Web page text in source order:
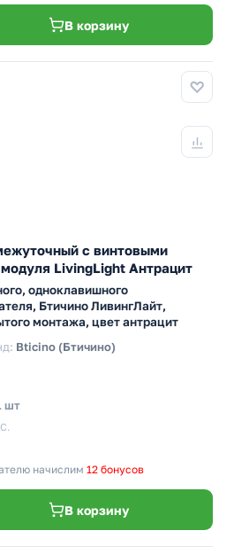
В корзину
с винтовыми
LivingLight Антрацит
одноклавишного
Бтичино ЛивингЛайт,
монтажа, цвет антрацит
Bticino (Бтичино)
шт
начислим 12 бонусов
В корзину